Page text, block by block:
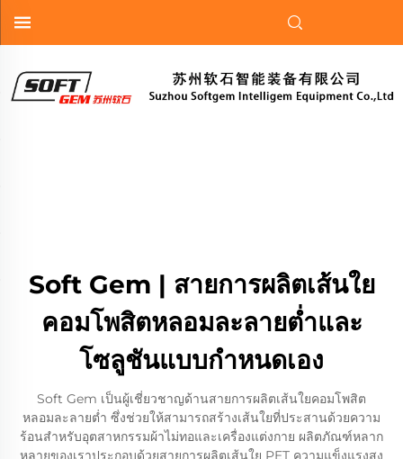
Soft Gem | สายการผลิตเส้นใย
คอมโพสิตหลอมละลายต่ำและ
โซลูชันแบบกำหนดเอง
Soft Gem เป็นผู้เชี่ยวชาญด้านสายการผลิตเส้นใยคอมโพสิต
หลอมละลายต่ำ ซึ่งช่วยให้สามารถสร้างเส้นใยที่ประสานด้วยความ
ร้อนสำหรับอุตสาหกรรมผ้าไม่ทอและเครื่องแต่งกาย ผลิตภัณฑ์หลาก
หลายของเราประกอบด้วยสายการผลิตเส้นใย PET ความแข็งแรงสูง